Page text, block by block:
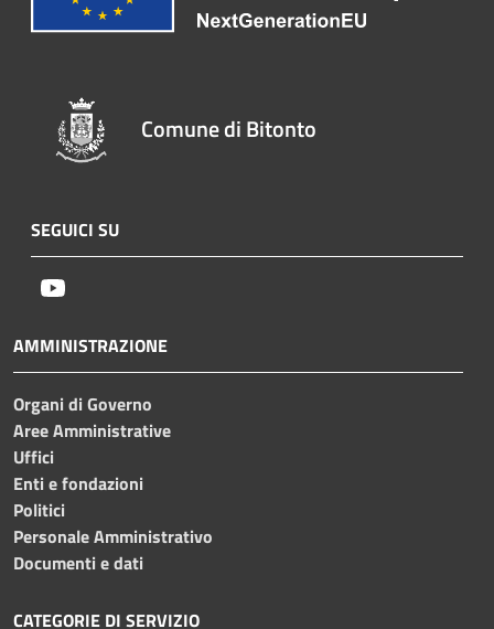
Comune di Bitonto
SEGUICI SU
AMMINISTRAZIONE
Organi di Governo
Aree Amministrative
Uffici
Enti e fondazioni
Politici
Personale Amministrativo
Documenti e dati
CATEGORIE DI SERVIZIO